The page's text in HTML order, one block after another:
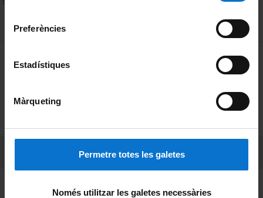
Preferències
Estadístiques
Màrqueting
Permetre totes les galetes
Només utilitzar les galetes necessàries
MENÚ PEU 1
Política de Cookies
Privacidad y términos